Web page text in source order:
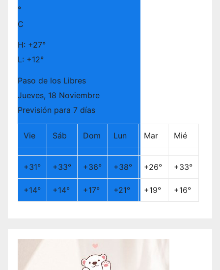
°
C
H: +27°
L: +12°
Paso de los Libres
Jueves, 18 Noviembre
Previsión para 7 días
Vie Sáb Dom Lun Mar Mié
+31° +33° +36° +38° +26° +33°
+14° +14° +17° +21° +19° +16°